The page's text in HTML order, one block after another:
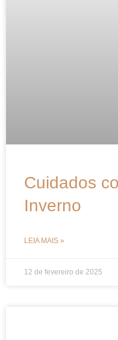
Cuidados
Inverno
LEIA MAIS »
12 de fevereiro de 2025